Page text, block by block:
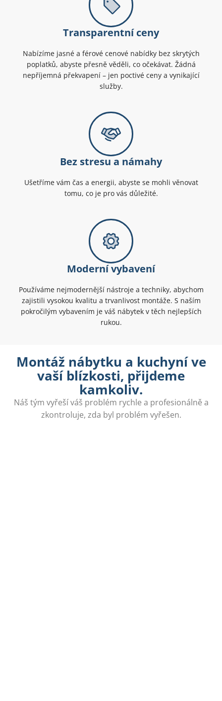
Transparentní ceny
Nabízíme jasné a férové cenové nabídky bez skrytých
poplatků, abyste přesně věděli, co očekávat. Žádná
nepříjemná překvapení – jen poctivé ceny a vynikající
služby.
Bez stresu a námahy
Ušetříme vám čas a energii, abyste se mohli věnovat
tomu, co je pro vás důležité.
Moderní vybavení
Používáme nejmodernější nástroje a techniky, abychom
zajistili vysokou kvalitu a trvanlivost montáže. S naším
pokročilým vybavením je váš nábytek v těch nejlepších
rukou.
Montáž nábytku a kuchyní ve
vaší blízkosti, přijdeme
kamkoliv.
Náš tým vyřeší váš problém rychle a profesionálně a
zkontroluje, zda byl problém vyřešen.